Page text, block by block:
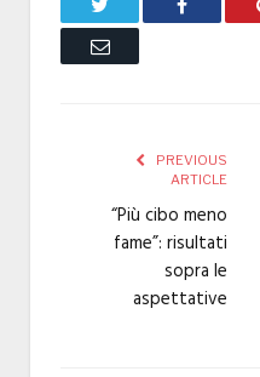
Email
PREVIOUS
ARTICLE
“Più cibo meno
fame”: risultati
sopra le
aspettative